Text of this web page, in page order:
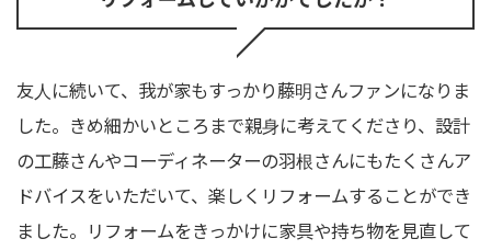
友人に続いて、我が家もすっかり藤明さんファンになりま
した。きめ細かいところまで親身に考えてくださり、設計
の工藤さんやコーディネーターの羽根さんにもたくさんア
ドバイスをいただいて、楽しくリフォームすることができ
ました。リフォームをきっかけに家具や持ち物を見直して